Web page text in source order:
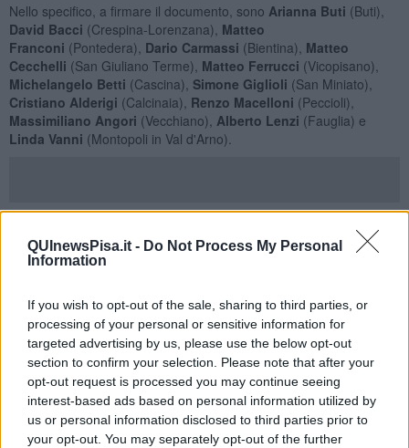
QUInewsPisa.it - Do Not Process My Personal
Information
If you wish to opt-out of the sale, sharing to third parties, or
processing of your personal or sensitive information for
targeted advertising by us, please use the below opt-out
section to confirm your selection. Please note that after your
opt-out request is processed you may continue seeing
interest-based ads based on personal information utilized by
us or personal information disclosed to third parties prior to
your opt-out. You may separately opt-out of the further
Nello specifico, a firmare il documento, sono Arianna Buti (Buti),
David Bacci (Crespina-Lorenzana), Matteo
Franconi (Pontedera), Dario Carmassi (Bientina), Matteo
Cecchelli (San Giuliano Terme), Matteo Ferrucci (Vicopisano),
Michelangelo Betti (Cascina), Simone Giglioli (San Miniato),
Cristiano Alderigi (Calcinaia), Renzo Macelloni (Peccioli),
Massimiliano Angori (Vecchiano), Alberto Lenzi (Fauglia) e
Linda Vanni (Montopoli in Val d'Arno).
generale e che ci porterà a un servizio con finalità sia sociali che
ambientali, conuna gestione senza finalità lucrativee con la
comune di migliorare il servizio, ridurre le perdite e gli sprechi,
garantire la qualità dell’acqua e migliorare e potenziare le
infrastrutture e contribuire alla sensibilizzazione sull’uso corretto e
consapevole dell’acqua".
"Sosteniamo, quindi, la politica di reinvestimento degli utili adottata
dall'azienda Acque e finalizzata al raggiungimento di questi
obiettivi: è essenziale prestare attenzione alla qualità dei servizi